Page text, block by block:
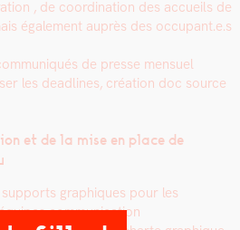
, de coor­di­na­tion des accueils de
égale­ment auprès des occupant.e.s
de presse men­su­el
les dead­lines, créa­tion doc source
et de la mise en place de
graphiques pour les
com­mu­ni­ca­tion